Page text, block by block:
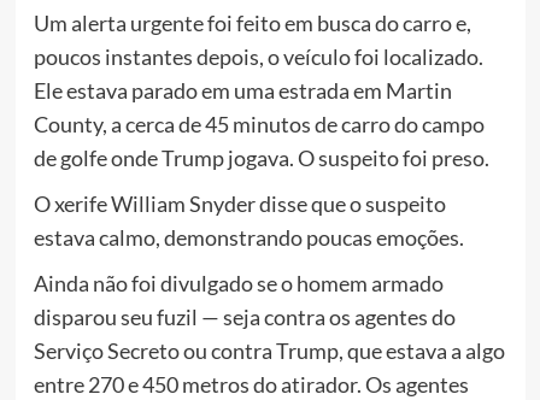
Um alerta urgente foi feito em busca do carro e,
poucos instantes depois, o veículo foi localizado.
Ele estava parado em uma estrada em Martin
County, a cerca de 45 minutos de carro do campo
de golfe onde Trump jogava. O suspeito foi preso.
O xerife William Snyder disse que o suspeito
estava calmo, demonstrando poucas emoções.
Ainda não foi divulgado se o homem armado
disparou seu fuzil — seja contra os agentes do
Serviço Secreto ou contra Trump, que estava a algo
entre 270 e 450 metros do atirador. Os agentes